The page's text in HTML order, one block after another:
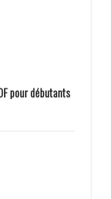
pour débutants